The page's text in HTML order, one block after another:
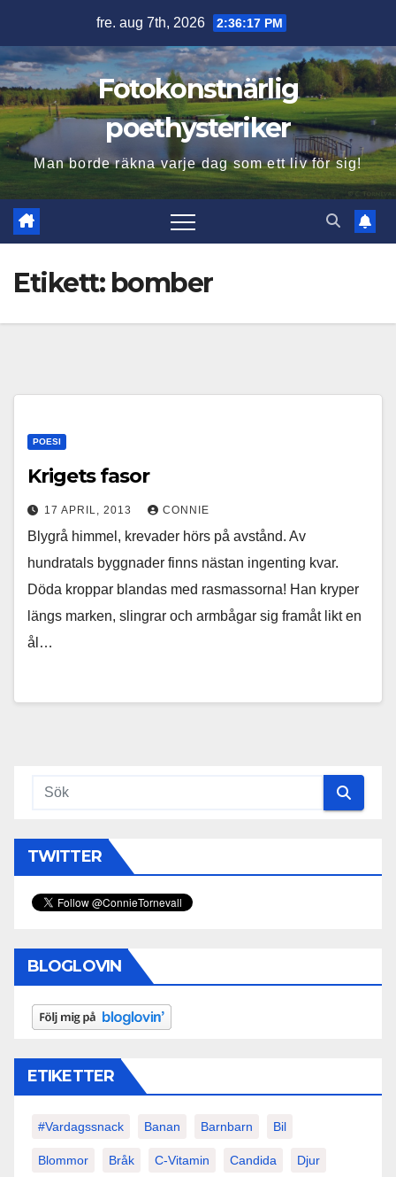
innehåll
fre. aug 7th, 2026 2:36:18 PM
Fotokonstnärlig
poethysteriker
Man borde räkna varje dag som ett liv för sig!
Etikett: bomber
POESI
Krigets fasor
17 APRIL, 2013 CONNIE
Blygrå himmel, krevader hörs på avstånd. Av
hundratals byggnader finns nästan ingenting kvar.
Döda kroppar blandas med rasmassorna! Han kryper
längs marken, slingrar och armbågar sig framåt likt en
ål…
TWITTER
BLOGLOVIN
ETIKETTER
#vardagssnack Banan Barnbarn Bil
Blommor Bråk C-Vitamin Candida Djur